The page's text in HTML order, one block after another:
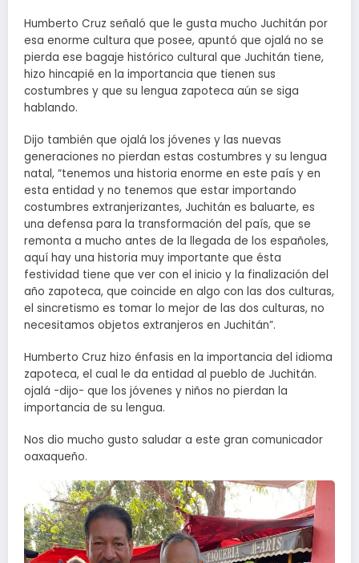
Humberto Cruz señaló que le gusta mucho Juchitán por
esa enorme cultura que posee, apuntó que ojalá no se
pierda ese bagaje histórico cultural que Juchitán tiene,
hizo hincapié en la importancia que tienen sus
costumbres y que su lengua zapoteca aún se siga
hablando.
Dijo también que ojalá los jóvenes y las nuevas
generaciones no pierdan estas costumbres y su lengua
natal, “tenemos una historia enorme en este país y en
esta entidad y no tenemos que estar importando
costumbres extranjerizantes, Juchitán es baluarte, es
una defensa para la transformación del país, que se
remonta a mucho antes de la llegada de los españoles,
aquí hay una historia muy importante que ésta
festividad tiene que ver con el inicio y la finalización del
año zapoteca, que coincide en algo con las dos culturas,
el sincretismo es tomar lo mejor de las dos culturas, no
necesitamos objetos extranjeros en Juchitán”.
Humberto Cruz hizo énfasis en la importancia del idioma
zapoteca, el cual le da entidad al pueblo de Juchitán.
ojalá -dijo- que los jóvenes y niños no pierdan la
importancia de su lengua.
Nos dio mucho gusto saludar a este gran comunicador
oaxaqueño.